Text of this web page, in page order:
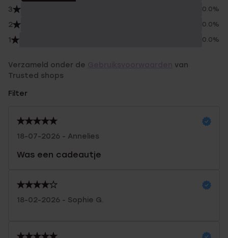
3 0.0%
2 0.0%
1 0.0%
Verzameld onder de
van
Trusted shops
Filter
18-07-2026 - Annelies
Was een cadeautje
18-02-2026 - Sophie G.